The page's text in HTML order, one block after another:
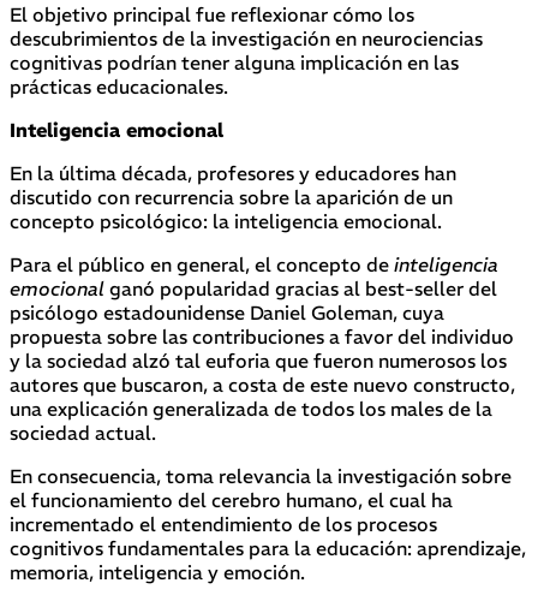
El objetivo principal fue reflexionar cómo los
descubrimientos de la investigación en neurociencias
cognitivas podrían tener alguna implicación en las
prácticas educacionales.
Inteligencia emocional
En la última década, profesores y educadores han
discutido con recurrencia sobre la aparición de un
concepto psicológico: la inteligencia emocional.
Para el público en general, el concepto de inteligencia
emocional ganó popularidad gracias al best-seller del
psicólogo estadounidense Daniel Goleman, cuya
propuesta sobre las contribuciones a favor del individuo
y la sociedad alzó tal euforia que fueron numerosos los
autores que buscaron, a costa de este nuevo constructo,
una explicación generalizada de todos los males de la
sociedad actual.
En consecuencia, toma relevancia la investigación sobre
el funcionamiento del cerebro humano, el cual ha
incrementado el entendimiento de los procesos
cognitivos fundamentales para la educación: aprendizaje,
memoria, inteligencia y emoción.